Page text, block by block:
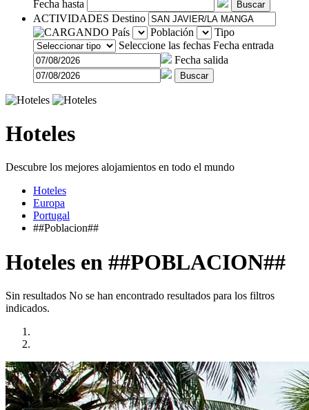
Fecha hasta
Buscar
ACTIVIDADES Destino
País
Población
Tipo
Seleccione las fechas Fecha entrada
Fecha salida
Buscar
Hoteles
Descubre los mejores alojamientos en todo el mundo
Hoteles
Europa
Portugal
##Poblacion##
Hoteles en ##POBLACION##
Sin resultados No se han encontrado resultados para los filtros
indicados.